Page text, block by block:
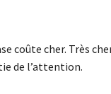
coûte cher. Très
de l’attention.